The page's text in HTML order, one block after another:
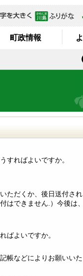
町政情報
すればよいですか。
ただくか、後日送付さ
はできません.）今後は
ばよいですか。
帳などによりお願いいた